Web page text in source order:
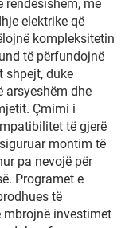
me
elektrike që
kompleksitetin
të përfundojnë
shpejt, duke
arsyeshëm dhe
Çmimi i
të gjerë
montim të
pa nevojë për
Programet e
të
mbrojnë investimet